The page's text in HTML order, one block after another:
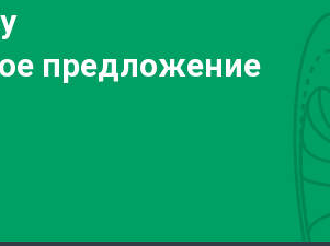
предложение